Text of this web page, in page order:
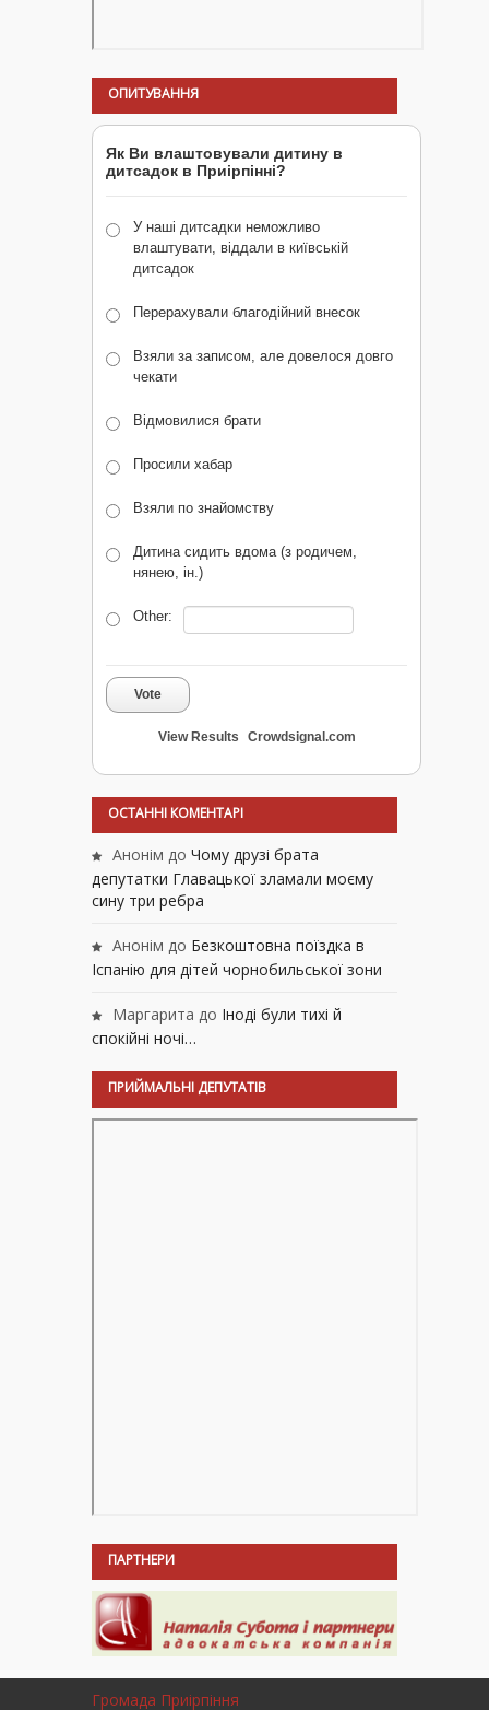
ОПИТУВАННЯ
Як Ви влаштовували дитину в
дитсадок в Приірпінні?
У наші дитсадки неможливо
влаштувати, віддали в київській
дитсадок
Перерахували благодійний внесок
Взяли за записом, але довелося довго
чекати
Відмовилися брати
Просили хабар
Взяли по знайомству
Дитина сидить вдома (з родичем,
нянею, ін.)
Other:
Vote
View Results Crowdsignal.com
ОСТАННІ КОМЕНТАРІ
Анонім до Чому друзі брата
депутатки Главацької зламали моєму
сину три ребра
Анонім до Безкоштовна поїздка в
Іспанію для дітей чорнобильської зони
Маргарита до Іноді були тихі й
спокійні ночі…
ПРИЙМАЛЬНІ ДЕПУТАТІВ
ПАРТНЕРИ
Громада Приірпіння